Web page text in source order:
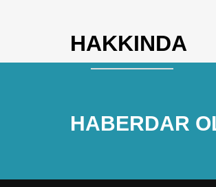
HAKKINDA
HABERDAR